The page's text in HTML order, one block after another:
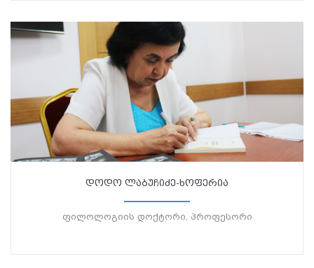
დოდო ლაბუჩიძე-ხოფერია
ფილოლოგიის დოქტორი, პროფესორი